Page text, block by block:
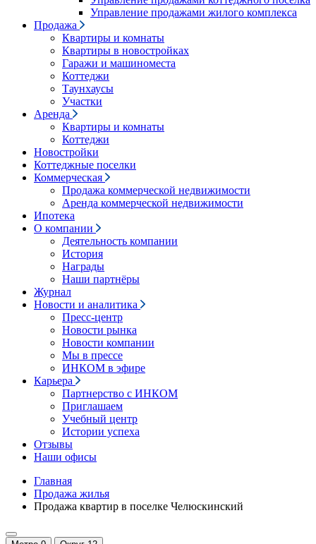
Управление продажами жилого комплекса
Продажа
Квартиры и комнаты
Квартиры в новостройках
Гаражи и машиноместа
Коттеджи
Таунхаусы
Участки
Аренда
Квартиры и комнаты
Коттеджи
Новостройки
Коттеджные поселки
Коммерческая
Продажа коммерческой недвижимости
Аренда коммерческой недвижимости
Ипотека
О компании
Деятельность компании
История
Награды
Наши партнёры
Журнал
Новости и аналитика
Пресс-центр
Новости рынка
Новости компании
Мы в прессе
ИНКОМ в эфире
Карьера
Партнерство с ИНКОМ
Приглашаем
Учебный центр
Истории успеха
Отзывы
Наши офисы
Главная
Продажа жилья
Продажа квартир в поселке Челюскинский